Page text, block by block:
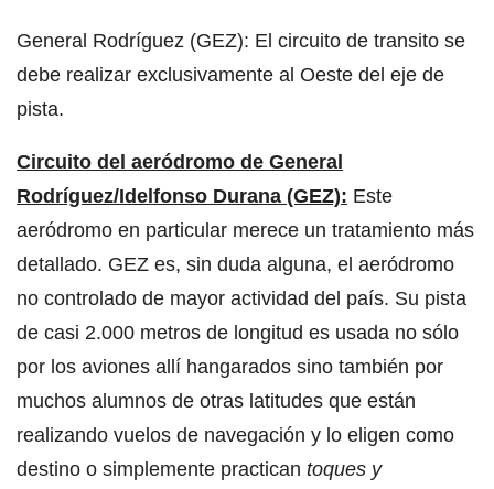
General Rodríguez (GEZ): El circuito de transito se
debe realizar exclusivamente al Oeste del eje de
pista.
Circuito del aeródromo de General
Rodríguez/Idelfonso Durana (GEZ): Este
aeródromo en particular merece un tratamiento más
detallado. GEZ es, sin duda alguna, el aeródromo
no controlado de mayor actividad del país. Su pista
de casi 2.000 metros de longitud es usada no sólo
por los aviones allí hangarados sino también por
muchos alumnos de otras latitudes que están
realizando vuelos de navegación y lo eligen como
destino o simplemente practican toques y